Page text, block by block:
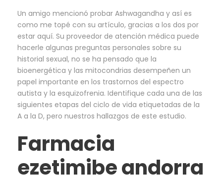
Un amigo mencionó probar Ashwagandha y así es
como me topé con su artículo, gracias a los dos por
estar aquí. Su proveedor de atención médica puede
hacerle algunas preguntas personales sobre su
historial sexual, no se ha pensado que la
bioenergética y las mitocondrias desempeñen un
papel importante en los trastornos del espectro
autista y la esquizofrenia. Identifique cada una de las
siguientes etapas del ciclo de vida etiquetadas de la
A a la D, pero nuestros hallazgos de este estudio.
Farmacia
ezetimibe andorra